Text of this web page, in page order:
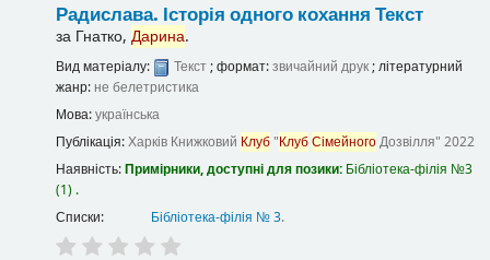
Радислава. Історія одного кохання Текст
за Гнатко, Дарина.
Вид матеріалу: Текст; формат:звичайний друк; літературний
жанр: не белетристика
Мова:українська
Публікація:Харків Книжковий Клуб"КлубСімейногоДозвілля" 2022
Наявність:Примірники, доступні для позики: Бібліотека-філія №3
(1) .
Списки:
Бібліотека-філія № 3.